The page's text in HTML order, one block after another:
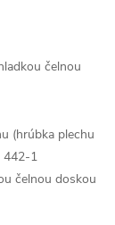
čelnou
(hrúbka plechu
442-1
čelnou doskou